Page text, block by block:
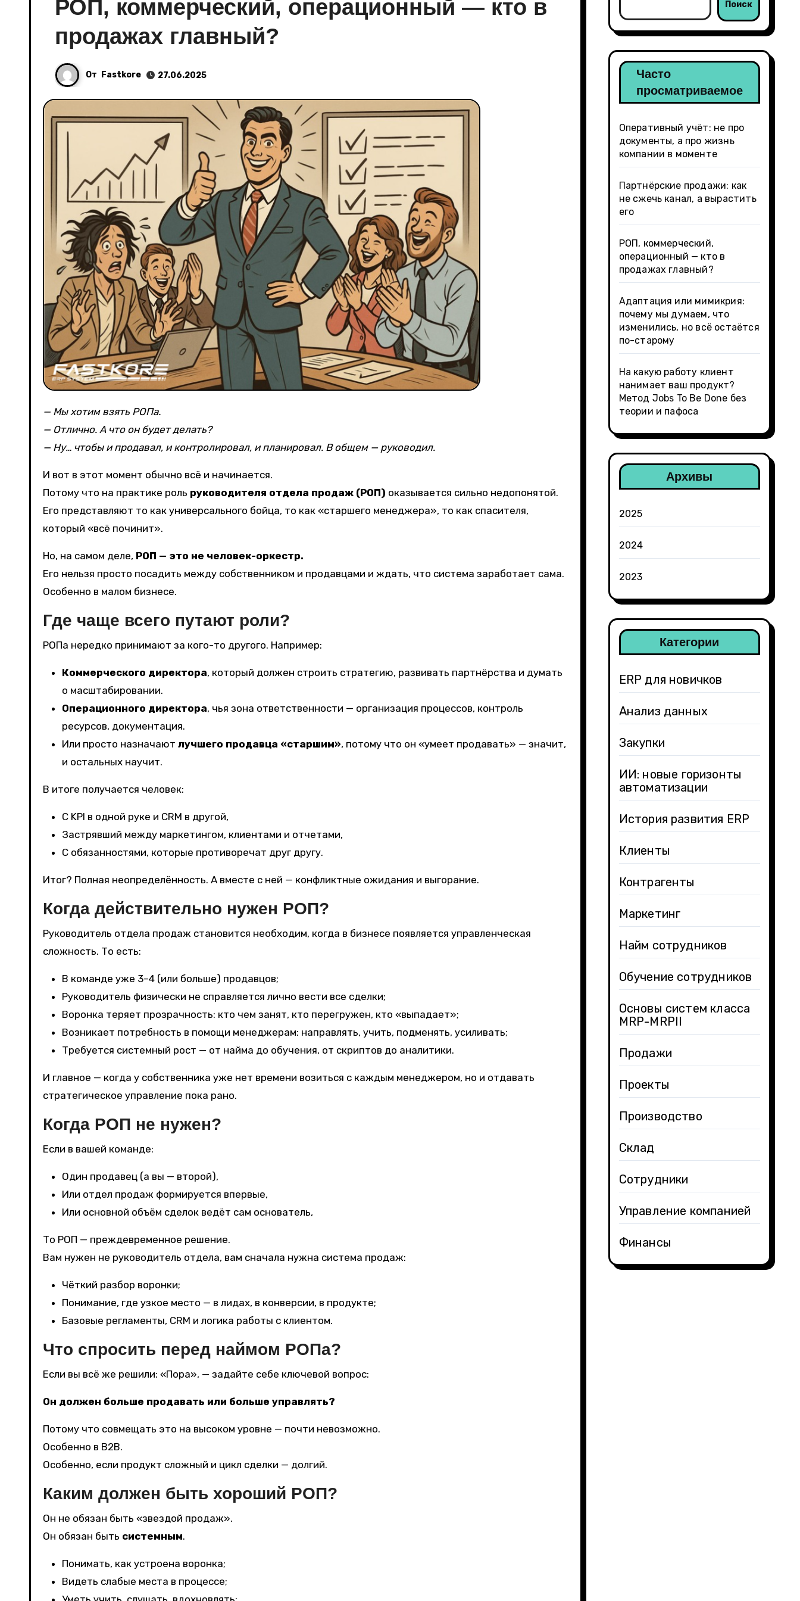
РОП, коммерческий, операционный — кто в
продажах главный?
От Fastkore 27.06.2025
— Мы хотим взять РОПа.
— Отлично. А что он будет делать?
— Ну… чтобы и продавал, и контролировал, и планировал. В общем — руководил.
И вот в этот момент обычно всё и начинается.
Потому что на практике роль руководителя отдела продаж (РОП) оказывается сильно недопонятой.
Его представляют то как универсального бойца, то как «старшего менеджера», то как спасителя,
который «всё починит».
Но, на самом деле, РОП — это не человек-оркестр.
Его нельзя просто посадить между собственником и продавцами и ждать, что система заработает сама.
Особенно в малом бизнесе.
Где чаще всего путают роли?
РОПа нередко принимают за кого-то другого. Например:
Коммерческого директора, который должен строить стратегию, развивать партнёрства и думать
о масштабировании.
Операционного директора, чья зона ответственности — организация процессов, контроль
ресурсов, документация.
Или просто назначают лучшего продавца «старшим», потому что он «умеет продавать» — значит,
и остальных научит.
В итоге получается человек:
С KPI в одной руке и CRM в другой,
Застрявший между маркетингом, клиентами и отчетами,
С обязанностями, которые противоречат друг другу.
Итог? Полная неопределённость. А вместе с ней — конфликтные ожидания и выгорание.
Когда действительно нужен РОП?
Руководитель отдела продаж становится необходим, когда в бизнесе появляется управленческая
сложность. То есть:
В команде уже 3–4 (или больше) продавцов;
Руководитель физически не справляется лично вести все сделки;
Воронка теряет прозрачность: кто чем занят, кто перегружен, кто «выпадает»;
Возникает потребность в помощи менеджерам: направлять, учить, подменять, усиливать;
Требуется системный рост — от найма до обучения, от скриптов до аналитики.
И главное — когда у собственника уже нет времени возиться с каждым менеджером, но и отдавать
стратегическое управление пока рано.
Когда РОП не нужен?
Если в вашей команде:
Один продавец (а вы — второй),
Или отдел продаж формируется впервые,
Или основной объём сделок ведёт сам основатель,
То РОП — преждевременное решение.
Вам нужен не руководитель отдела, вам сначала нужна система продаж:
Чёткий разбор воронки;
Понимание, где узкое место — в лидах, в конверсии, в продукте;
Базовые регламенты, CRM и логика работы с клиентом.
Что спросить перед наймом РОПа?
Если вы всё же решили: «Пора», — задайте себе ключевой вопрос:
Он должен больше продавать или больше управлять?
Потому что совмещать это на высоком уровне — почти невозможно.
Особенно в B2B.
Особенно, если продукт сложный и цикл сделки — долгий.
Каким должен быть хороший РОП?
Он не обязан быть «звездой продаж».
Он обязан быть системным.
Понимать, как устроена воронка;
Видеть слабые места в процессе;
Поиск
Часто
просматриваемое
Оперативный учёт: не про
документы, а про жизнь
компании в моменте
Партнёрские продажи: как
не сжечь канал, а вырастить
его
РОП, коммерческий,
операционный — кто в
продажах главный?
Адаптация или мимикрия:
почему мы думаем, что
изменились, но всё остаётся
по-старому
На какую работу клиент
нанимает ваш продукт?
Метод Jobs To Be Done без
теории и пафоса
Архивы
2025
2024
2023
Категории
ERP для новичков
Анализ данных
Закупки
ИИ: новые горизонты
автоматизации
История развития ERP
Клиенты
Контрагенты
Маркетинг
Найм сотрудников
Обучение сотрудников
Основы систем класса
MRP-MRPII
Продажи
Проекты
Производство
Склад
Сотрудники
Управление компанией
Финансы